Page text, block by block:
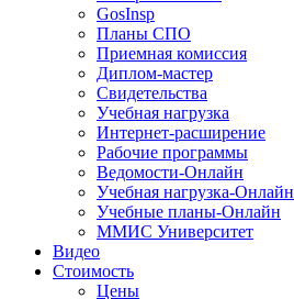
GosInsp
Планы СПО
Приемная комиссия
Диплом-мастер
Свидетельства
Учебная нагрузка
Интернет-расширение
Рабочие программы
Ведомости-Онлайн
Учебная нагрузка-Онлайн
Учебные планы-Онлайн
ММИС Университет
Видео
Стоимость
Цены